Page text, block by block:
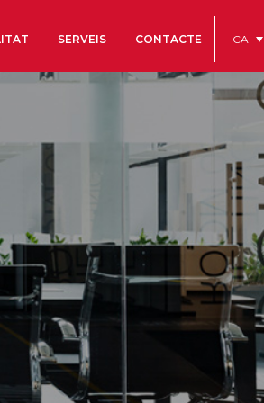
Comptes Anuals
Codi Ètic i de Bon Govern
Portal de la Transparència
SERVEIS CONTACTE CA